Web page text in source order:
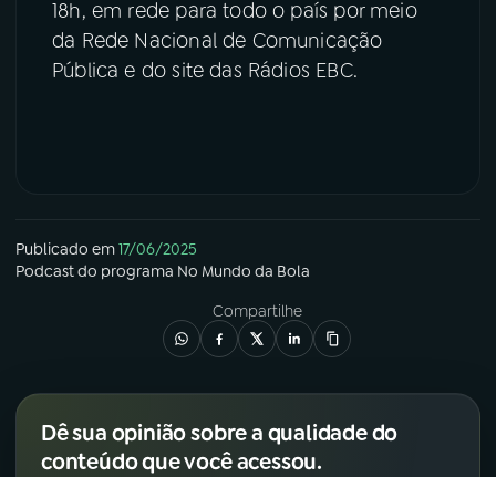
18h, em rede para todo o país por meio
da Rede Nacional de Comunicação
Pública e do site das Rádios EBC.
Publicado em17/06/2025
Podcastdo programa No Mundo da Bola
Compartilhe
Dê sua opinião sobre a qualidade do
conteúdo que você acessou.